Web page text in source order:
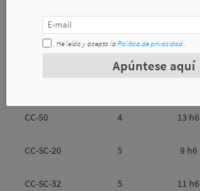
CC-20 4 7 h6
CC-32 4 9 h6
CC-50 4 13 h6
CC-SC-20 5 9 h6
CC-SC-32 5 11 h6
He leído y acepto laPolítica de privacidad.
Apúntese aquí